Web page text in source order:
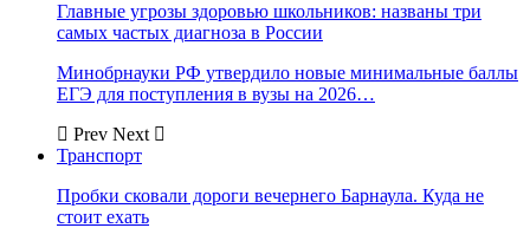
Главные угрозы здоровью школьников: названы три
самых частых диагноза в России
Минобрнауки РФ утвердило новые минимальные баллы
ЕГЭ для поступления в вузы на 2026…
Prev Next
Транспорт
Пробки сковали дороги вечернего Барнаула. Куда не
стоит ехать